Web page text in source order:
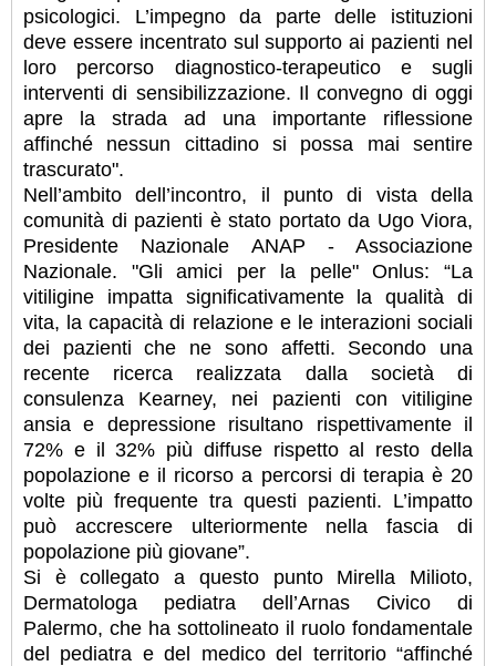
psicologici. L’impegno da parte delle istituzioni
deve essere incentrato sul supporto ai pazienti nel
loro percorso diagnostico-terapeutico e sugli
interventi di sensibilizzazione. Il convegno di oggi
apre la strada ad una importante riflessione
affinché nessun cittadino si possa mai sentire
trascurato".
Nell’ambito dell’incontro, il punto di vista della
comunità di pazienti è stato portato da Ugo Viora,
Presidente Nazionale ANAP - Associazione
Nazionale. "Gli amici per la pelle" Onlus: “La
vitiligine impatta significativamente la qualità di
vita, la capacità di relazione e le interazioni sociali
dei pazienti che ne sono affetti. Secondo una
recente ricerca realizzata dalla società di
consulenza Kearney, nei pazienti con vitiligine
ansia e depressione risultano rispettivamente il
72% e il 32% più diffuse rispetto al resto della
popolazione e il ricorso a percorsi di terapia è 20
volte più frequente tra questi pazienti. L’impatto
può accrescere ulteriormente nella fascia di
popolazione più giovane”.
Si è collegato a questo punto Mirella Milioto,
Dermatologa pediatra dell’Arnas Civico di
Palermo, che ha sottolineato il ruolo fondamentale
del pediatra e del medico del territorio “affinché